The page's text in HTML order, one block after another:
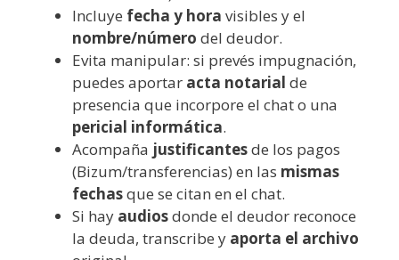
Incluye fecha y hora visibles y el
nombre/número del deudor.
Evita manipular: si prevés impugnación,
puedes aportar acta notarial de
presencia que incorpore el chat o una
pericial informática.
Acompaña justificantesde los pagos
(Bizum/transferencias) en las mismas
fechasque se citan en el chat.
Si hay audiosdonde el deudor reconoce
la deuda, transcribe y aporta el archivo